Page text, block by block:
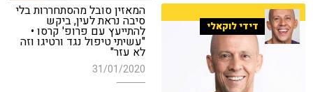
המאזין סובל מהסתחררות בלי
סיבה נראת לעין, ביקש
להתייעץ עם פרופ' קרסו •
"עשיתי טיפול נגד ורטיגו וזה
לא עזר"
31/01/2020
דידי לוקאלי